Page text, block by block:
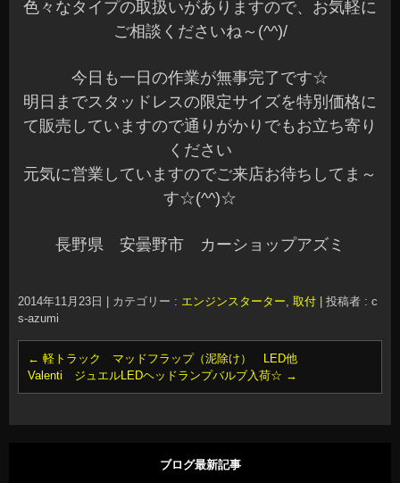
色々なタイプの取扱いがありますので、お気軽に
ご相談くださいね～(^^)/
今日も一日の作業が無事完了です☆
明日までスタッドレスの限定サイズを特別価格に
て販売していますので通りがかりでもお立ち寄り
ください
元気に営業していますのでご来店お待ちしてま～
す☆(^^)☆
長野県 安曇野市 カーショップアズミ
2014年11月23日 カテゴリー : エンジンスターター, 取付
投稿者 : c
s-azumi
← 軽トラック マッドフラップ（泥除け） LED他
Valenti ジュエルLEDヘッドランプバルブ入荷☆ →
ブログ最新記事